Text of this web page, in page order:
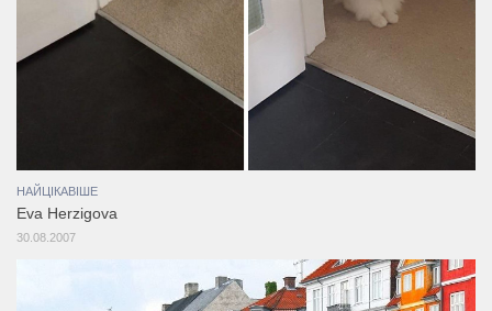
НАЙЦІКАВІШЕ
Eva Herzigova
30.08.2007